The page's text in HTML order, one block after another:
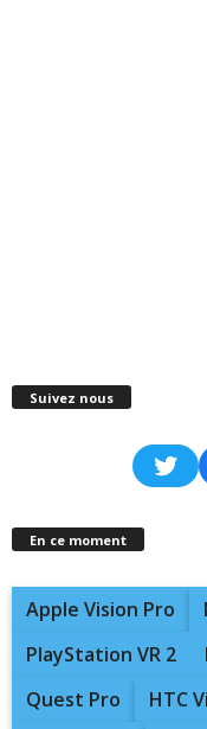
Suivez nous
En ce moment
Apple Vision Pro
PlayStation VR 2
Quest Pro
HTC